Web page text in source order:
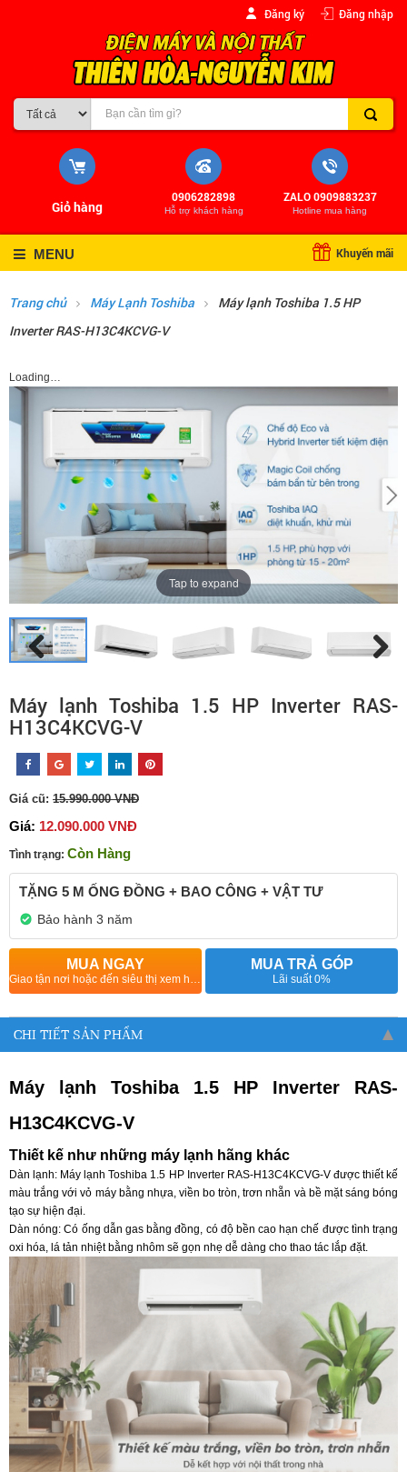
Đăng ký Đăng nhập
ZALO 0909883237
Hotline mua hàng
0906282898
Hỗ trợ khách hàng
Giỏ hàng
Khuyến mãi
MENU
Trang chủ Máy Lạnh Toshiba
Máy lạnh Toshiba 1.5 HP
Inverter RAS-H13C4KCVG-V
Loading…
Tap to expand
Máy lạnh Toshiba 1.5 HP Inverter RAS-
H13C4KCVG-V
Giá cũ: 15.990.000 VNĐ
Giá: 12.090.000 VNĐ
Tình trạng: Còn Hàng
TẶNG 5 M ỐNG ĐỒNG + BAO CÔNG + VẬT TƯ
Bảo hành 3 năm
MUA NGAY MUA TRẢ GÓP
Lãi suất 0%
CHI TIẾT SẢN PHẨM
Máy lạnh Toshiba 1.5 HP Inverter RAS-
H13C4KCVG-V
Thiết kế như những máy lạnh hãng khác
Dàn lạnh: Máy lạnh Toshiba 1.5 HP Inverter RAS-H13C4KCVG-V được thiết kế
màu trắng với vỏ máy bằng nhựa, viền bo tròn, trơn nhẵn và bề mặt sáng bóng
tạo sự hiện đại.
Dàn nóng: Có ống dẫn gas bằng đồng, có độ bền cao hạn chế được tình trạng
oxi hóa, lá tản nhiệt bằng nhôm sẽ gọn nhẹ dễ dàng cho thao tác lắp đặt.